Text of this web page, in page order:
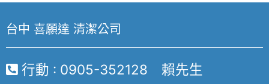
台中 喜願達 清潔公司
行動 : 0905-352128 賴先生